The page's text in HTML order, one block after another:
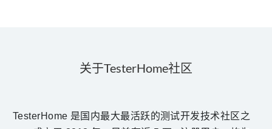
关于TesterHome社区
TesterHome 是国内最大最活跃的测试开发技术社区之